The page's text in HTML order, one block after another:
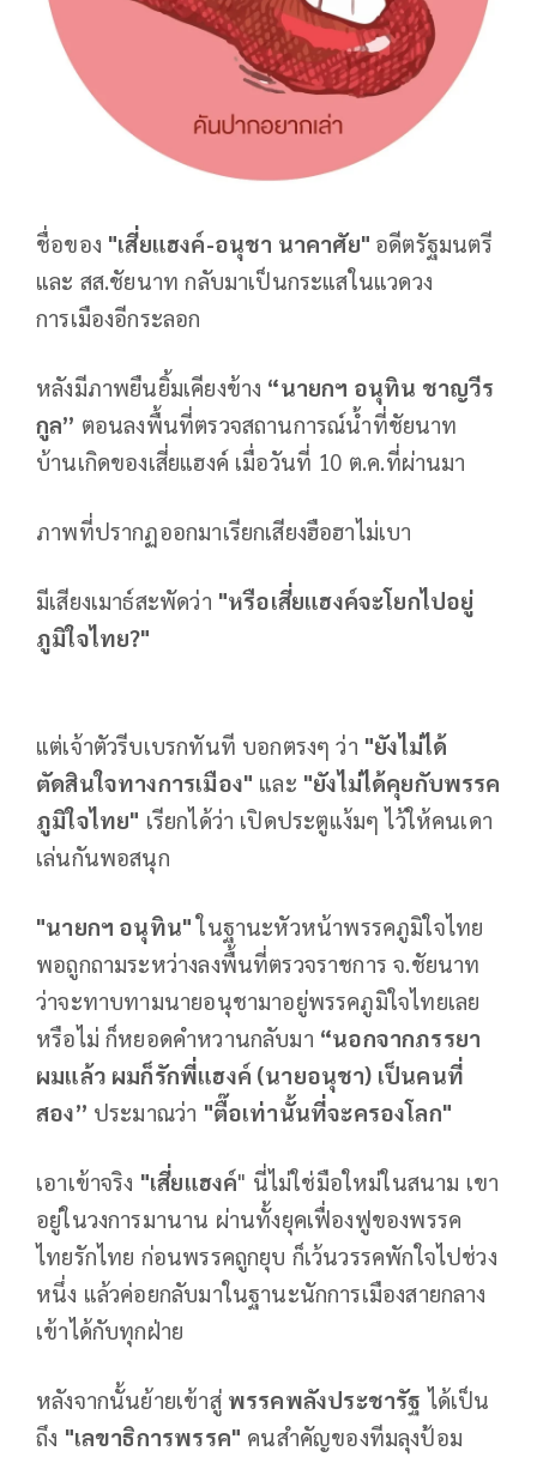
ชื่อของ "เสี่ยแฮงค์-อนุชา นาคาศัย" อดีตรัฐมนตรี
และ สส.ชัยนาท กลับมาเป็นกระแสในแวดวง
การเมืองอีกระลอก
หลังมีภาพยืนยิ้มเคียงข้าง “นายกฯ อนุทิน ชาญวีร
กูล” ตอนลงพื้นที่ตรวจสถานการณ์น้ำที่ชัยนาท
บ้านเกิดของเสี่ยแฮงค์ เมื่อวันที่ 10 ต.ค.ที่ผ่านมา
ภาพที่ปรากฏออกมาเรียกเสียงฮือฮาไม่เบา
มีเสียงเมาธ์สะพัดว่า "หรือเสี่ยแฮงค์จะโยกไปอยู่
ภูมิใจไทย?"
แต่เจ้าตัวรีบเบรกทันที บอกตรงๆ ว่า "ยังไม่ได้
ตัดสินใจทางการเมือง" และ "ยังไม่ได้คุยกับพรรค
ภูมิใจไทย" เรียกได้ว่า เปิดประตูแง้มๆ ไว้ให้คนเดา
เล่นกันพอสนุก
"นายกฯ อนุทิน"ในฐานะหัวหน้าพรรคภูมิใจไทย
พอถูกถามระหว่างลงพื้นที่ตรวจราชการ จ.ชัยนาท
ว่าจะทาบทามนายอนุชามาอยู่พรรคภูมิใจไทยเลย
หรือไม่ ก็หยอดคำหวานกลับมา “นอกจากภรรยา
ผมแล้ว ผมก็รักพี่แฮงค์ (นายอนุชา) เป็นคนที่
สอง” ประมาณว่า "ตื๊อเท่านั้นที่จะครองโลก"
เอาเข้าจริง "เสี่ยแฮงค์" นี่ไม่ใช่มือใหม่ในสนาม เขา
อยู่ในวงการมานาน ผ่านทั้งยุคเฟื่องฟูของพรรค
ไทยรักไทย ก่อนพรรคถูกยุบ ก็เว้นวรรคพักใจไปช่วง
หนึ่ง แล้วค่อยกลับมาในฐานะนักการเมืองสายกลาง
เข้าได้กับทุกฝ่าย
หลังจากนั้นย้ายเข้าสู่ พรรคพลังประชารัฐ ได้เป็น
ถึง "เลขาธิการพรรค" คนสำคัญของทีมลุงป้อม